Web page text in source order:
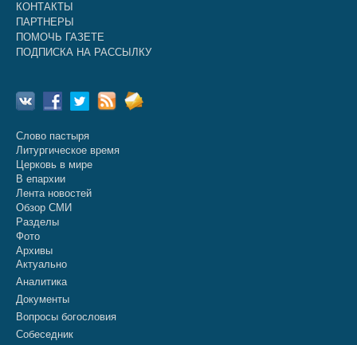
КОНТАКТЫ
ПАРТНЕРЫ
ПОМОЧЬ ГАЗЕТЕ
ПОДПИСКА НА РАССЫЛКУ
Слово пастыря
Литургическое время
Церковь в мире
В епархии
Лента новостей
Обзор СМИ
Разделы
Фото
Архивы
Актуально
Аналитика
Документы
Вопросы богословия
Собеседник